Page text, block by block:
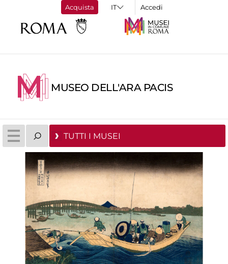
Acquista Accedi
MUSEO DELL'ARA PACIS
TUTTI I MUSEI